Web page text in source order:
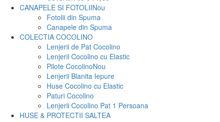
CANAPELE SI FOTOLIINou
Fotolii din Spuma
Canapele din Spuma
COLECTIA COCOLINO
Lenjerii de Pat Cocolino
Lenjerii Cocolino cu Elastic
Pilote CocolinoNou
Lenjerii Blanita Iepure
Huse Cocolino cu Elastic
Paturi Cocolino
Lenjerii Cocolino Pat 1 Persoana
HUSE & PROTECTII SALTEA